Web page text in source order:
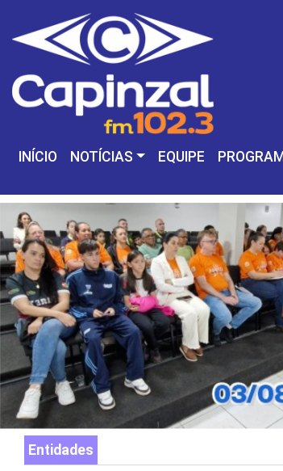
INÍCIO NOTÍCIAS EQUIPE
Entidades